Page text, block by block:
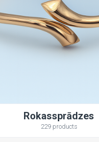
Rokassprādzes
229 products